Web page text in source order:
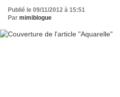
Publié le 09/11/2012 à 15:51
Par mimiblogue